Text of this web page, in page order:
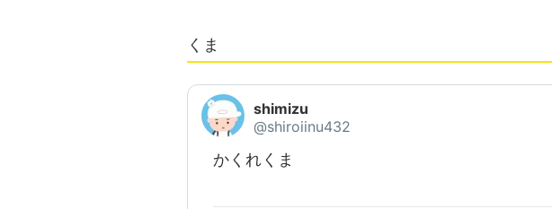
くま
shimizu
@shiroiinu432
かくれくま